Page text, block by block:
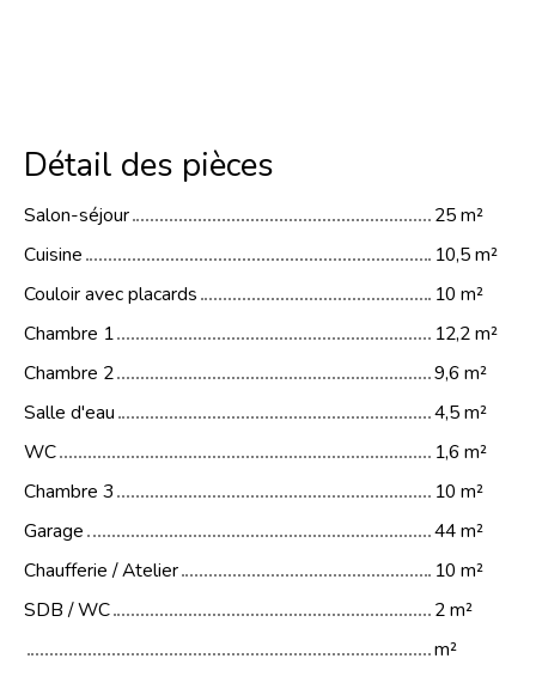
Détail des pièces
Salon-séjour
25 m²
Cuisine
10,5 m²
Couloir avec placards
10 m²
Chambre 1
12,2 m²
Chambre 2
9,6 m²
Salle d'eau
4,5 m²
WC
1,6 m²
Chambre 3
10 m²
Garage
44 m²
Chaufferie / Atelier
10 m²
SDB / WC
2 m²
m²